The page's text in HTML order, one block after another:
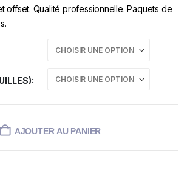
offset. Qualité professionnelle. Paquets de
AJOUTER AU PANIER